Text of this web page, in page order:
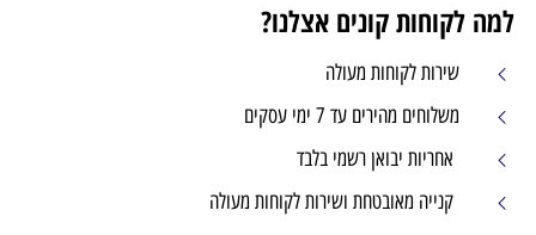
למה לקוחות קונים אצלנו?
שירות לקוחות מעולה
משלוחים מהירים עד 7 ימי עסקים
אחריות יבואן רשמי בלבד
קנייה מאובטחת ושירות לקוחות מעולה